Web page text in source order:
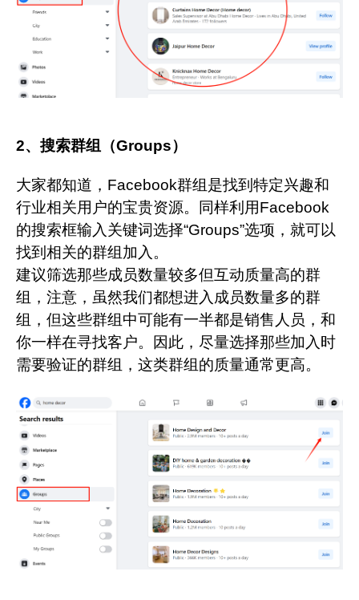
2、搜索群组（Groups）
大家都知道，Facebook群组是找到特定兴趣和
行业相关用户的宝贵资源。同样利用Facebook
的搜索框输入关键词选择“Groups”选项，就可以
找到相关的群组加入。
建议筛选那些成员数量较多但互动质量高的群
组，注意，虽然我们都想进入成员数量多的群
组，但这些群组中可能有一半都是销售人员，和
你一样在寻找客户。因此，尽量选择那些加入时
需要验证的群组，这类群组的质量通常更高。